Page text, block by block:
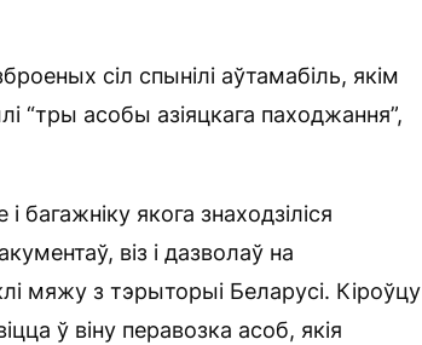
сіл спынілі аўтамабіль, якім
“тры асобы азіяцкага паходжання”,
якога знаходзіліся
віз і дазволаў на
мяжу з тэрыторыі Беларусі. Кіроўцу
ў віну перавозка асоб, якія